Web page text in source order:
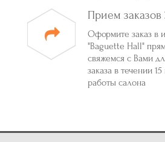
Прием заказов
Оформите заказ в
"Baguette Hall"
свяжемся с Вами
заказа в течении
работы салона